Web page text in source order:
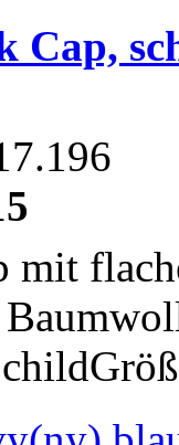
Cap,
mit